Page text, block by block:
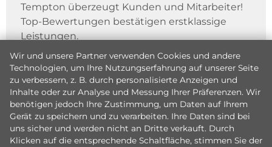
Tempton überzeugt Kunden und Mitarbeiter!
Top-Bewertungen bestätigen erstklassige
Leistungen.
Wir und unsere Partner verwenden Cookies und andere
Technologien, um Ihre Nutzungserfahrung auf unserer Seite
zu verbessern, z. B. durch personalisierte Anzeigen und
Inhalte oder zur Analyse und Messung Ihrer Präferenzen. Wir
benötigen jedoch Ihre Zustimmung, um Daten auf Ihrem
Gerät zu speichern und zu verarbeiten. Ihre Daten sind bei
uns sicher und werden nicht an Dritte verkauft. Durch
Klicken auf die entsprechende Schaltfläche, stimmen Sie der